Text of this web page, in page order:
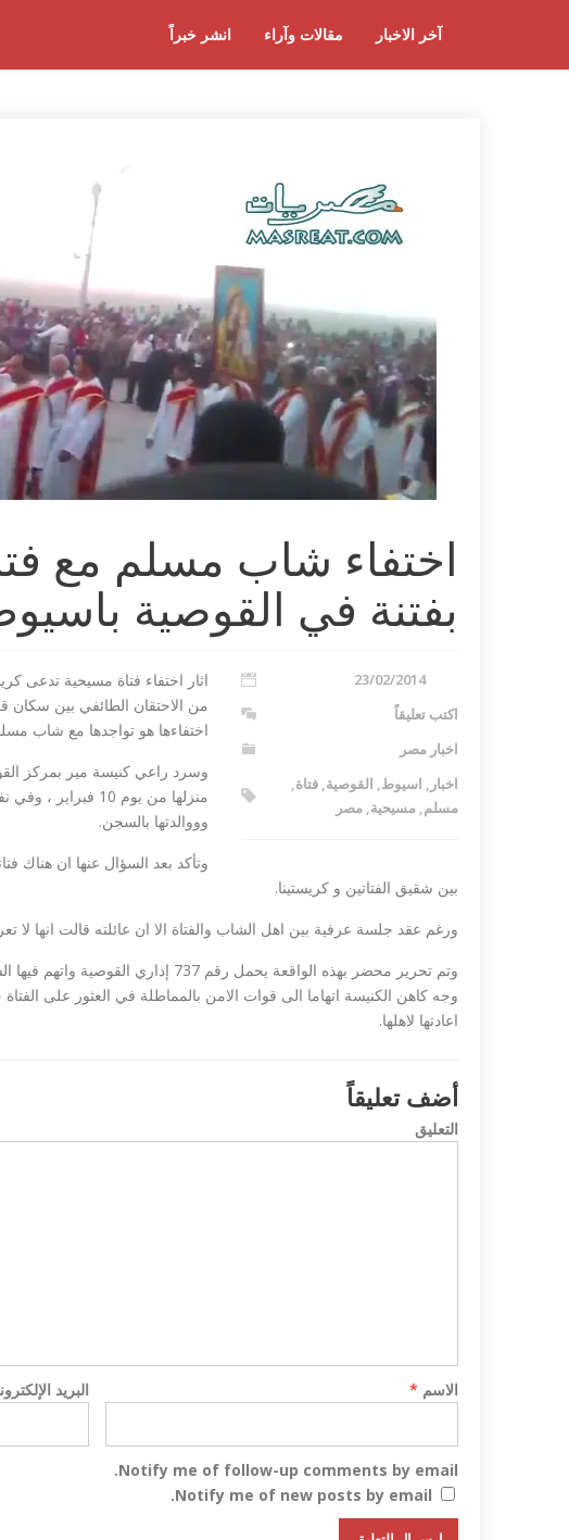
انشر خبراً مقالات وآراء آخر الاخبار
اختفاء شاب مسلم مع
بفتنة في القوصية
23/02/2014
اكتب تعليقاً
اخبار مصر
اخبار , اسيوط, القوصية, فتاة,
مسلم, مسيحية, مصر
من الاحتقان الطائفي بين
اختفاءها هو تواجدها مع شاب
وسرد راعي كنيسة مير بمركز
منزلها من يوم 10
وووالدتها بالسجن.
وتأكد بعد السؤال عنها ان هناك
بين شقيق الفتاتين و كريستينا.
ورغم عقد جلسة عرفية بين اهل الشاب والفتاة الا ان عائلته قالت انها لا
وتم تحرير محضر بهذه الواقعة يحمل رقم
وجه كاهن الكنيسة اتهاما الى قوات الامن بالمماطلة في العثور على
اعادتها لاهلها.
أضف تعليقاً
التعليق
الاسم * البريد
Notify me of follow-up comments by email.
Notify me of new posts by email.
داعش ليبيا تعلن اعدام 21 مسيحي
مصري في طرابلس...
تندد بمذبحة شارلي